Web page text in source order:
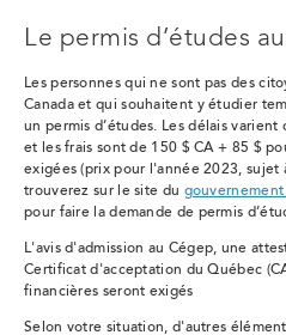
Le permis d’études
Les personnes qui ne sont pas des
Canada et qui souhaitent y étudier
un permis d’études. Les délais varient
et les frais sont de 150 $ CA + 85 $
exigées(prix pour l'année 2023, sujet
trouverez sur le site du gouvernement
pour faire la demande de permis
L'avis d'admission au Cégep, une
Certificat d'acceptation du Québec
financières seront exigés
Selon votre situation, d'autres